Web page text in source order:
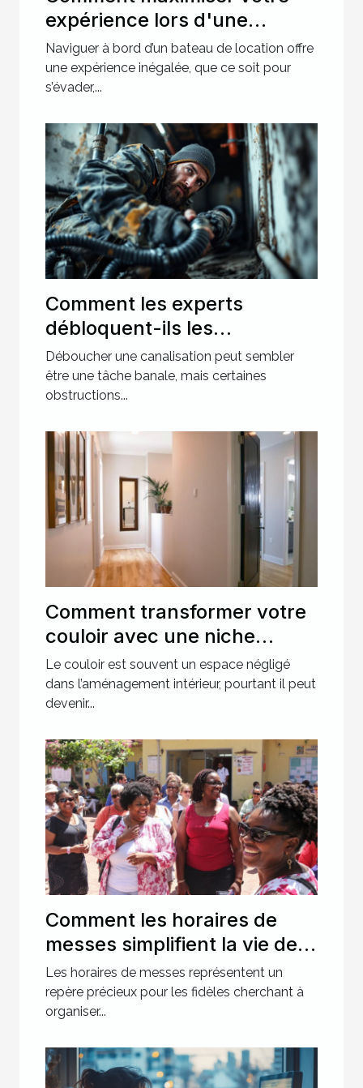
expérience lors d'une
location de bateau ?
Naviguer à bord d’un bateau de location offre
une expérience inégalée, que ce soit pour
s’évader,...
Comment les experts
débloquent-ils les
canalisations les plus
récalcitrantes ?
Déboucher une canalisation peut sembler
être une tâche banale, mais certaines
obstructions...
Comment transformer votre
couloir avec une niche
murale ?
Le couloir est souvent un espace négligé
dans l’aménagement intérieur, pourtant il peut
devenir...
Comment les horaires de
messes simplifient la vie des
pratiquants ?
Les horaires de messes représentent un
repère précieux pour les fidèles cherchant à
organiser...